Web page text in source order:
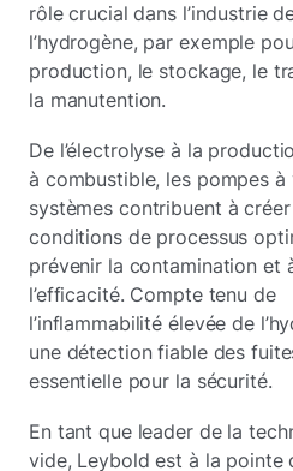
rôle crucial dans l’industrie
l’hydrogène, par exemple
production, le stockage, le
la manutention.
De l’électrolyse à la
à combustible, les pompes à
systèmes contribuent à
conditions de processus
prévenir la contamination et
l’efficacité. Compte tenu de
l’inflammabilité élevée de
une détection fiable des
essentielle pour la sécurité.
En tant que leader de la
vide, Leybold est à la pointe